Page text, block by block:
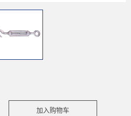
加入购物车